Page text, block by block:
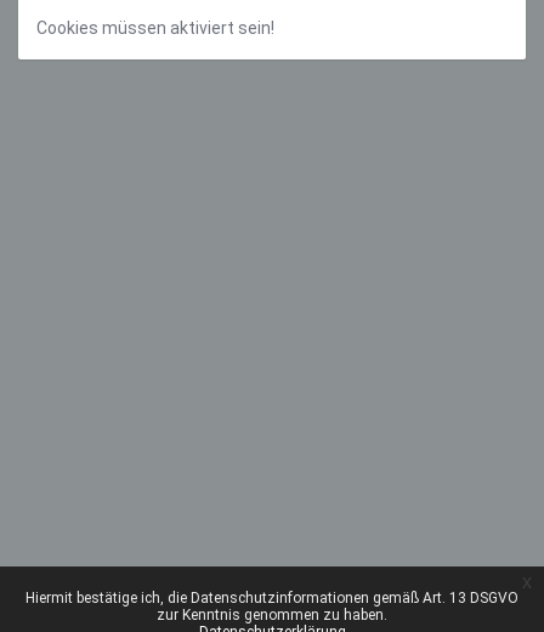
Cookies müssen aktiviert sein!
Hiermit bestätige ich, die Datenschutzinformationen gemäß Art. 13 DSGVO
zur Kenntnis genommen zu haben.
x